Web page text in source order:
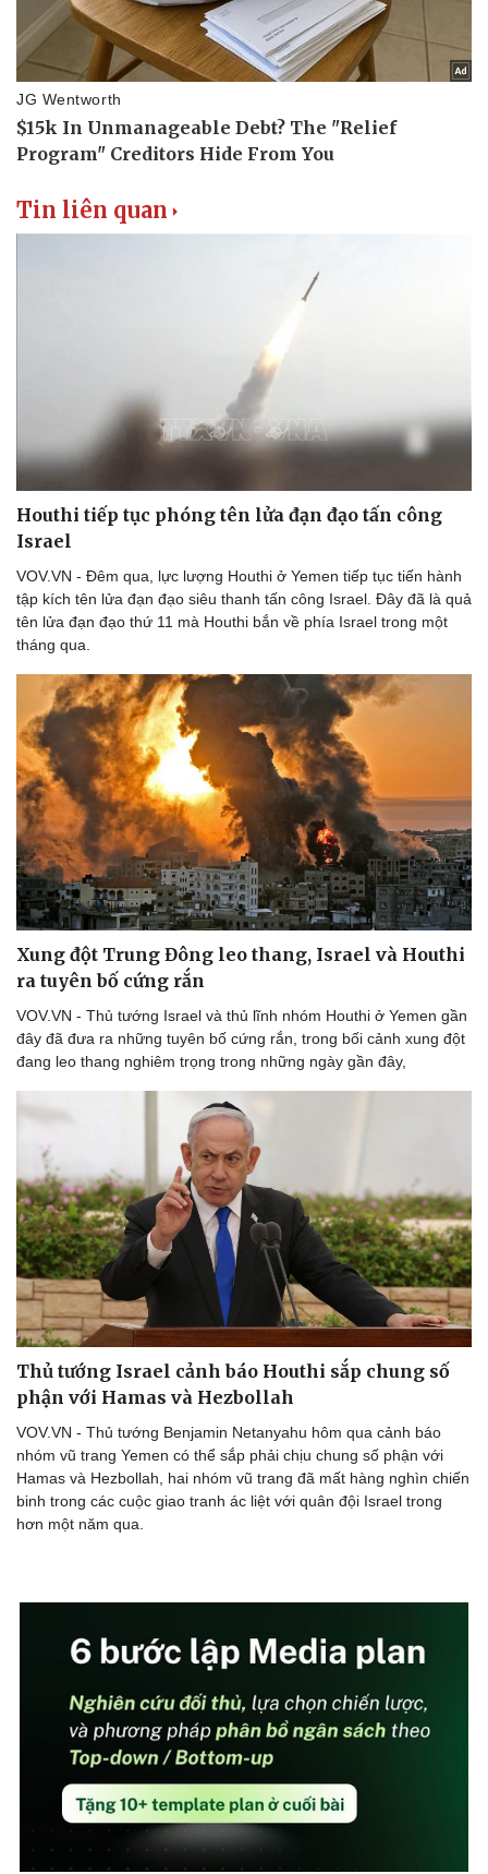
Nghệ sĩ
Thời trang
Du lịch
Tư vấn
Săn Tour
Podcast
Câu chuyện thời sự
Hạt giống tâm hồn
Cải chính
Tin liên quan
Houthi tiếp tục phóng tên lửa đạn đạo tấn công
Israel
VOV.VN - Đêm qua, lực lượng Houthi ở Yemen tiếp tục tiến hành
tập kích tên lửa đạn đạo siêu thanh tấn công Israel. Đây đã là quả
tên lửa đạn đạo thứ 11 mà Houthi bắn về phía Israel trong một
tháng qua.
Xung đột Trung Đông leo thang, Israel và Houthi
ra tuyên bố cứng rắn
VOV.VN - Thủ tướng Israel và thủ lĩnh nhóm Houthi ở Yemen gần
đây đã đưa ra những tuyên bố cứng rắn, trong bối cảnh xung đột
đang leo thang nghiêm trọng trong những ngày gần đây,
Thủ tướng Israel cảnh báo Houthi sắp chung số
phận với Hamas và Hezbollah
VOV.VN - Thủ tướng Benjamin Netanyahu hôm qua cảnh báo
nhóm vũ trang Yemen có thể sắp phải chịu chung số phận với
Hamas và Hezbollah, hai nhóm vũ trang đã mất hàng nghìn chiến
binh trong các cuộc giao tranh ác liệt với quân đội Israel trong
hơn một năm qua.